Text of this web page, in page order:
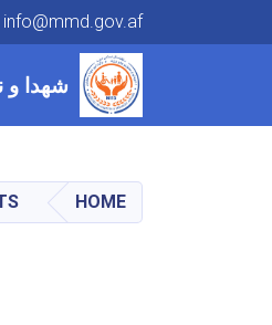
info@mmd.gov.af
شهدا و
navigation
HOME